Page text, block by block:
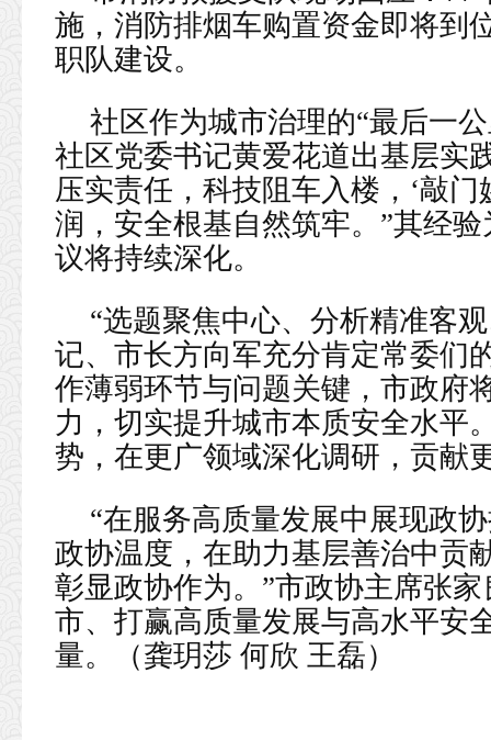
施，消防排烟车购置资金即将到
职队建设。
社区作为城市治理的“最后一
社区党委书记黄爱花道出基层
压实责任，科技阻车入楼，‘敲
润，安全根基自然筑牢。”其经
议将持续深化。
“选题聚焦中心、分析精准客
记、市长方向军充分肯定常委们
作薄弱环节与问题关键，市政府
力，切实提升城市本质安全水平
势，在更广领域深化调研，贡献
“在服务高质量发展中展现政
政协温度，在助力基层善治中贡
彰显政协作为。”市政协主席张
市、打赢高质量发展与高水平安
量。（龚玥莎 何欣 王磊）